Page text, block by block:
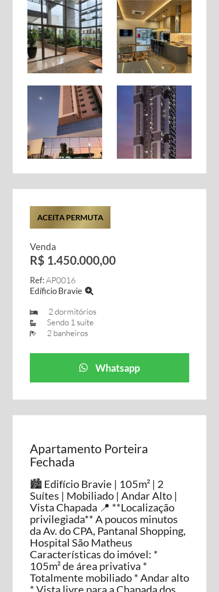
ACEITA PERMUTA
Venda
R$ 1.450.000,00
Ref:AP0016
Edíficio Bravie
2 dormitórios
Sendo 1 suíte
2 banheiros
Whatsapp
Apartamento Porteira
Fechada
🏙️ Edifício Bravie | 105m² | 2
Suítes | Mobiliado | Andar Alto |
Vista Chapada 📍 **Localização
privilegiada** A poucos minutos
da Av. do CPA, Pantanal Shopping,
Hospital São Matheus
Características do imóvel: *
105m² de área privativa *
Totalmente mobiliado * Andar alto
* Vista livre para a Chapada dos